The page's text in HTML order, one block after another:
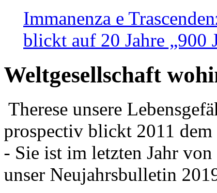
Immanenza e
blickt auf 20 Jahre „900
Weltgesellschaft
Therese unsere
prospectiv blickt 2011
- Sie ist im letzten Jahr
unser Neujahrsbulletin